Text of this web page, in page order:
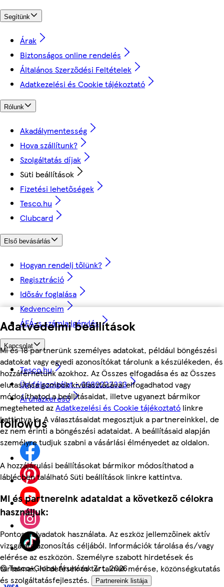
Adatvédelmi beállítások
Mi és 18 partnerünk személyes adatokat, például böngészési
adatokat vagy egyedi azonosítókat tárolunk a készülékeden, és
hozzáférhetünk azokhoz. Az Összes elfogadása és az Összes
elutasítása gombok kiválasztásával elfogadhatod vagy
módosíthatod a beállításaidat, illetve ugyanezt bármikor
megteheted azAdatkezelési és Cookie tájékoztató linkre
kattintva is. A választásaidat megosztjuk a partnereinkkel, de
ez nem érinti a böngészési adataidat. A beállításaid alapján
személyre tudjuk szabni a vásárlási élményedet az oldalon.
A hozzájárulási beállításokat bármikor módosíthatod a
láblécben található Süti beállítások linkre kattintva.
Mi és partnereink adataidat a következő célokra
használjuk:
Pontos helyadatok használata. Az eszköz jellemzőinek aktív
vizsgálata azonosítás céljából. Információk tárolása és/vagy
elérése az eszközön. Személyre szabott hirdetések és
tartalmak, hirdetések és tartalmak mérése, közönségkutatás
és szolgáltatásfejlesztés.
Partnereink listája
Segítünk
Árak
Biztonságos online rendelés
Általános Szerződési Feltételek
Adatkezelési és Cookie tájékoztató
Rólunk
Akadálymentesség
Hova szállítunk?
Szolgáltatás díjak
Süti beállítások
Fizetési lehetőségek
Tesco.hu
Clubcard
Első bevásárlás
Hogyan rendelj tőlünk?
Regisztráció
Idősáv foglalása
Kedvenceim
ÁFÁ-s számla igénylés
Kapcsolat
Tesco.hu
Ügyfélszolgálat - 0680222333
Áruházkereső
followUs
©Tesco-Global Áruházak Zrt. 2026